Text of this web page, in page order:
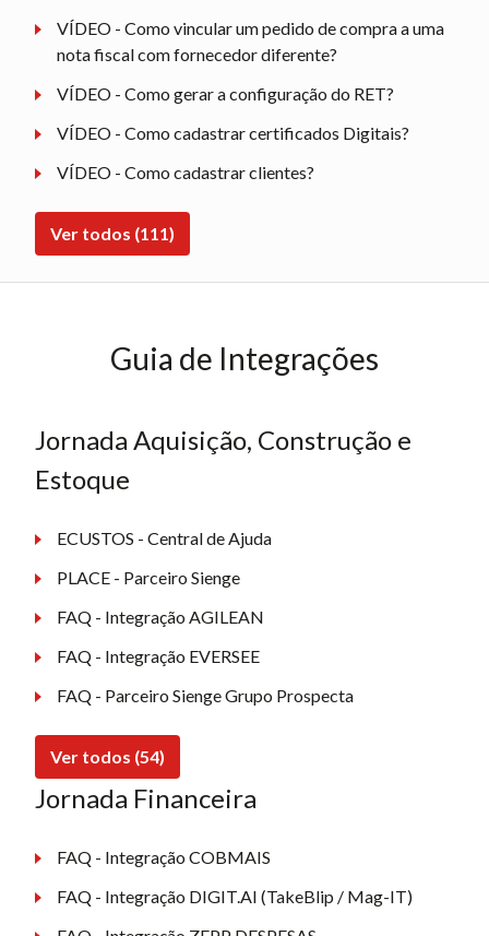
VÍDEO - Como vincular um pedido de compra a uma
nota fiscal com fornecedor diferente?
VÍDEO - Como gerar a configuração do RET?
VÍDEO - Como cadastrar certificados Digitais?
VÍDEO - Como cadastrar clientes?
Ver todos (111)
Guia de Integrações
Jornada Aquisição, Construção e
Estoque
ECUSTOS - Central de Ajuda
PLACE - Parceiro Sienge
FAQ - Integração AGILEAN
FAQ - Integração EVERSEE
FAQ - Parceiro Sienge Grupo Prospecta
Ver todos (54)
Jornada Financeira
FAQ - Integração COBMAIS
FAQ - Integração DIGIT.AI (TakeBlip / Mag-IT)